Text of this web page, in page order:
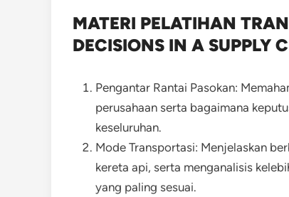
MATERI PELATIHAN
DECISIONS IN A SUPPLY
Pengantar Rantai Pasokan:
perusahaan serta bagaimana
keseluruhan.
Mode Transportasi: Menjelaskan
kereta api, serta menganalisis
yang paling sesuai.